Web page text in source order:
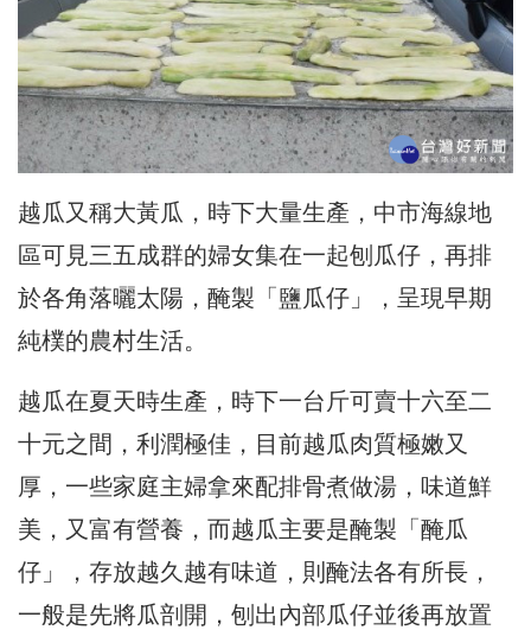
越瓜又稱大黃瓜，時下大量生產，中市海線地
區可見三五成群的婦女集在一起刨瓜仔，再排
於各角落曬太陽，醃製「鹽瓜仔」，呈現早期
純樸的農村生活。
越瓜在夏天時生產，時下一台斤可賣十六至二
十元之間，利潤極佳，目前越瓜肉質極嫩又
厚，一些家庭主婦拿來配排骨煮做湯，味道鮮
美，又富有營養，而越瓜主要是醃製「醃瓜
仔」，存放越久越有味道，則醃法各有所長，
一般是先將瓜剖開，刨出內部瓜仔並後再放置